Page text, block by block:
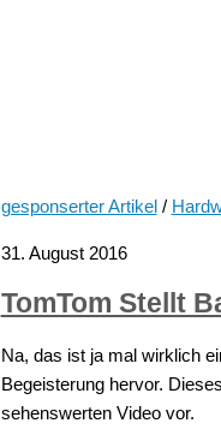
gesponserter Artikel/
31. August 2016
TomTom Stellt
Na, das ist ja mal wirklich
Begeisterung hervor.
sehenswerten Video vor.